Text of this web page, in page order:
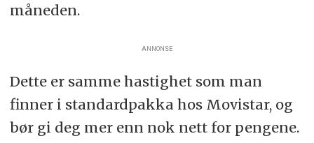
måneden.
ANNONSE
Dette er samme hastighet som man
finner i standardpakka hos Movistar, og
bør gi deg mer enn nok nett for pengene.